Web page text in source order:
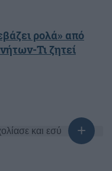
ρολά» από
Τι ζητεί
και εσύ